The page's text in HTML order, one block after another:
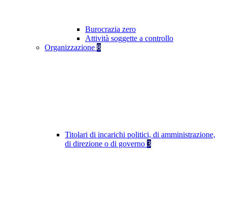
Burocrazia zero
Attività soggette a controllo
Organizzazione 8
Titolari di incarichi politici, di amministrazione,
di direzione o di governo 3